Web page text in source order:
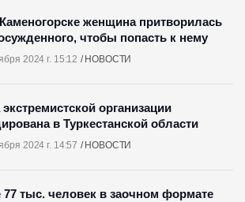
2024 г. 15:12 НОВОСТИ
женщина притворилась
чтобы попасть к нему
2024 г. 14:57 НОВОСТИ
организации
в Туркестанской области
тыс. человек в заочном формате